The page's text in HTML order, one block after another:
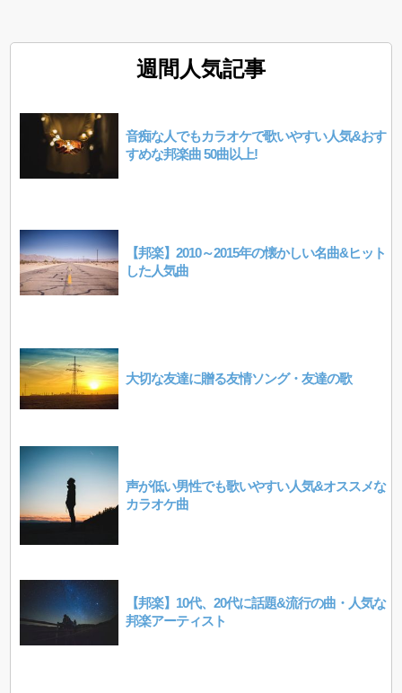
週間人気記事
音痴な人でもカラオケで歌いやすい人気&おす
すめな邦楽曲 50曲以上!
【邦楽】2010～2015年の懐かしい名曲&ヒット
した人気曲
大切な友達に贈る友情ソング・友達の歌
声が低い男性でも歌いやすい人気&オススメな
カラオケ曲
【邦楽】10代、20代に話題&流行の曲・人気な
邦楽アーティスト